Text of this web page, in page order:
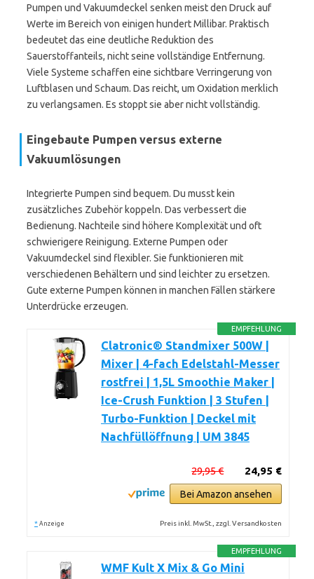
Pumpen und Vakuumdeckel senken meist den Druck auf
Werte im Bereich von einigen hundert Millibar. Praktisch
bedeutet das eine deutliche Reduktion des
Sauerstoffanteils, nicht seine vollständige Entfernung.
Viele Systeme schaffen eine sichtbare Verringerung von
Luftblasen und Schaum. Das reicht, um Oxidation merklich
zu verlangsamen. Es stoppt sie aber nicht vollständig.
Eingebaute Pumpen versus externe
Vakuumlösungen
Integrierte Pumpen sind bequem. Du musst kein
zusätzliches Zubehör koppeln. Das verbessert die
Bedienung. Nachteile sind höhere Komplexität und oft
schwierigere Reinigung. Externe Pumpen oder
Vakuumdeckel sind flexibler. Sie funktionieren mit
verschiedenen Behältern und sind leichter zu ersetzen.
Gute externe Pumpen können in manchen Fällen stärkere
Unterdrücke erzeugen.
EMPFEHLUNG
Clatronic® Standmixer 500W |
Mixer | 4-fach Edelstahl-Messer
rostfrei | 1,5L Smoothie Maker |
Ice-Crush Funktion | 3 Stufen |
Turbo-Funktion | Deckel mit
Nachfüllöffnung | UM 3845
24,95 €
29,95 €
Bei Amazon ansehen
* Anzeige Preis inkl. MwSt., zzgl. Versandkosten
EMPFEHLUNG
WMF Kult X Mix & Go Mini